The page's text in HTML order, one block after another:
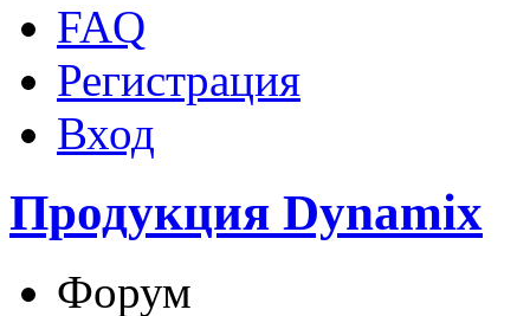
FAQ
Регистрация
Вход
Продукция Dynamix
Форум